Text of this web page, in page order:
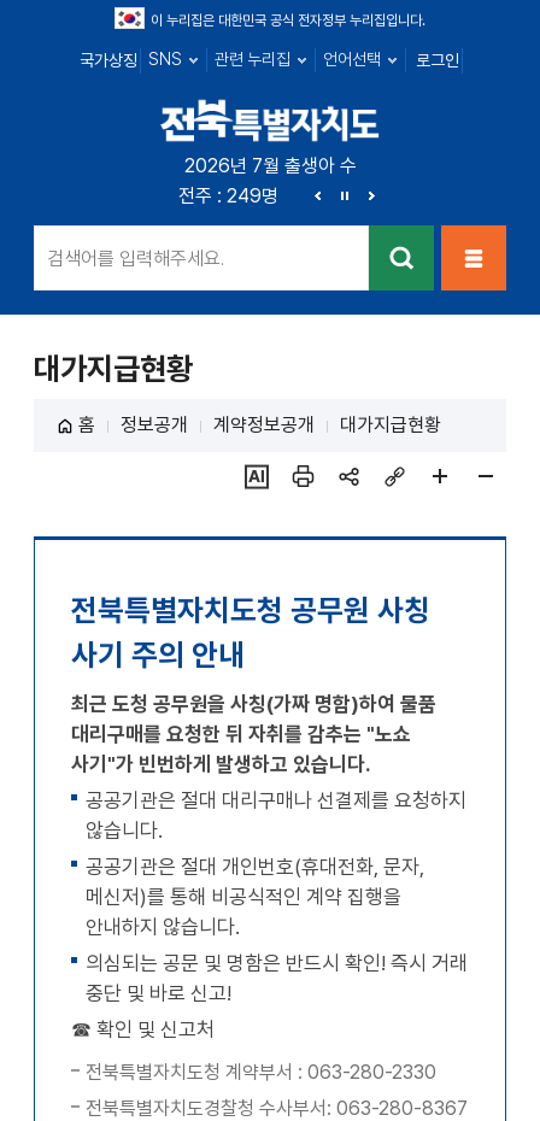
전북특별자치
도
2026년 7월 출생아 수
전주 : 249명 군산 : 89명
이 누리집은 대한민국 공식 전자정부 누리집입니다.
국가상징 SNS 관련 누리집 언어선택 로그인
대가지급현황
홈 정보공개 계약정보공개 대가지급현황
전북특별자치도청 공무원 사칭
사기 주의 안내
최근 도청 공무원을 사칭(가짜 명함)하여 물품
대리구매를 요청한 뒤 자취를 감추는 "노쇼
사기"가 빈번하게 발생하고 있습니다.
공공기관은 절대 대리구매나 선결제를 요청하지
않습니다.
공공기관은 절대 개인번호(휴대전화, 문자,
메신저)를 통해 비공식적인 계약 집행을
안내하지 않습니다.
의심되는 공문 및 명함은 반드시 확인! 즉시 거래
중단 및 바로 신고!
☎ 확인 및 신고처
전북특별자치도청 계약부서 : 063-280-2330
전북특별자치도경찰청 수사부서: 063-280-8367